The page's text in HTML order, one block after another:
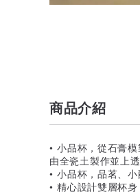
商品介紹
• 小品杯，從石膏
由全瓷土製作並上
• 小品杯，品茗、
• 精心設計雙層杯身